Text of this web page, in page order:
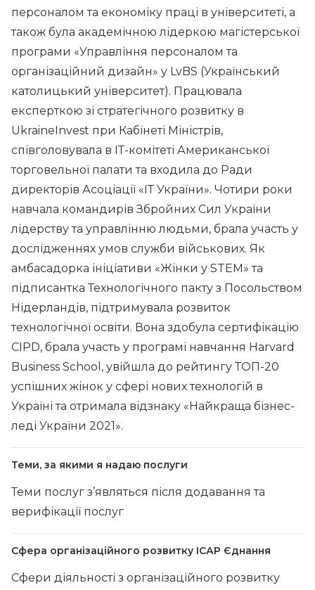
персоналом та економіку праці в університеті, а
також була академічною лідеркою магістерської
програми «Управління персоналом та
організаційний дизайн» у LvBS (Український
католицький університет). Працювала
експерткою зі стратегічного розвитку в
UkraineInvest при Кабінеті Міністрів,
співголовувала в ІТ-комітеті Американської
торговельної палати та входила до Ради
директорів Асоціації «ІТ України». Чотири роки
навчала командирів Збройних Сил України
лідерству та управлінню людьми, брала участь у
дослідженнях умов служби військових. Як
амбасадорка ініціативи «Жінки у STEM» та
підписантка Технологічного пакту з Посольством
Нідерландів, підтримувала розвиток
технологічної освіти. Вона здобула сертифікацію
CIPD, брала участь у програмі навчання Harvard
Business School, увійшла до рейтингу ТОП-20
успішних жінок у сфері нових технологій в
Україні та отримала відзнаку «Найкраща бізнес-
леді України 2021».
Теми, за якими я надаю послуги
Теми послуг з’являться після додавання та
верифікації послуг
Сфера організаційного розвитку ІСАР Єднання
Сфери діяльності з організаційного розвитку